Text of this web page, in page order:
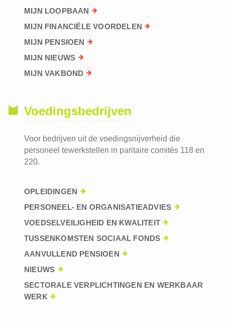
MIJN LOOPBAAN
MIJN FINANCIËLE VOORDELEN
MIJN PENSIOEN
MIJN NIEUWS
MIJN VAKBOND
Voedingsbedrijven
Voor bedrijven uit de voedingsnijverheid die
personeel tewerkstellen in paritaire comités 118 en
220.
OPLEIDINGEN
PERSONEEL- EN ORGANISATIEADVIES
VOEDSELVEILIGHEID EN KWALITEIT
TUSSENKOMSTEN SOCIAAL FONDS
AANVULLEND PENSIOEN
NIEUWS
SECTORALE VERPLICHTINGEN EN WERKBAAR
WERK